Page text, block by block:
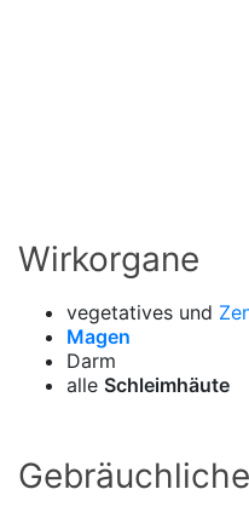
Wirkorgane
vegetatives und
Magen
Darm
alle Schleimhäute